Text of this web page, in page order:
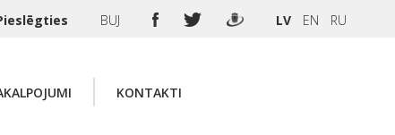
BUJ LV EN RU
KONTAKTI